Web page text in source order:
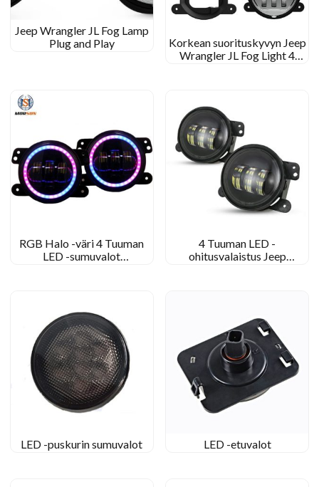
Jeep Wrangler JL Fog Lamp
Plug and Play
Korkean suorituskyvyn Jeep
Wrangler JL Fog Light 4
RGB Halo -väri 4 Tuuman
LED -sumuvalot
4 Tuuman LED -
ohitusvalaistus Jeep
LED -puskurin sumuvalot LED -etuvalot